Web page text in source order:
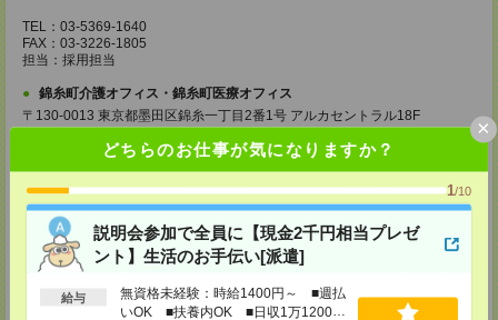
どちらのお仕事が気になりますか？
1/10
説明会参加で全員に【現金2千円相当プレゼ
ント】生活のお手伝い[派遣]
給与
無資格未経験：時給1400円～ ■週払
いOK ■扶養内OK ■日収1万1200円
×
TEL：03-5369-1640
FAX：03-3226-1805
担当：採用担当
錦糸町介護オフィス・錦糸町医療オフィス
〒130-0013 東京都墨田区錦糸一丁目2番1号 アルカセントラル18F
TEL：03-5637-1151
西東京医療オフィス
〒180-0004 東京都武蔵野市吉祥寺本町1丁目14番5号 吉祥寺本町ビル5F
TEL：0422-23-0901
FAX：0422-23-0905
担当：採用担当